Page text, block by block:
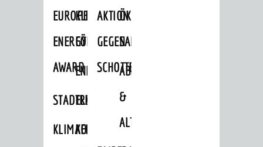
EUROPEAN
ENERGY
AWARD
KLIMASCHUTZ-
FÖRDERPROGRAMME
ENERGIEBERATUNG
STADTRADELN
ELEKTROMOBILITÄTSBERATUNG
KLIMAFITKOMMUNALE
AKTION
GEGEN
SCHOTTERGÄRTEN
ÖKOLOGISCHE
SANIERUNG/WAIDSEE
ABFALL
&
ALTLASTEN